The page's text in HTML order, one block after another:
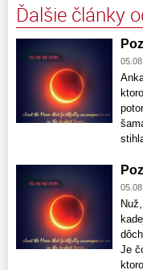
Ďalšie články
Je